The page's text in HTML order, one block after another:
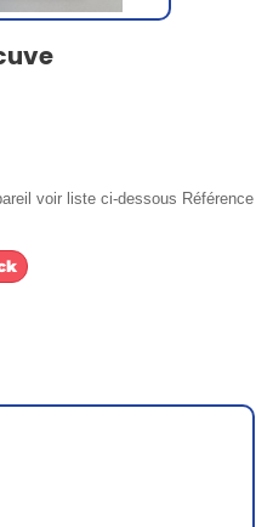
voir liste ci-dessous Référence